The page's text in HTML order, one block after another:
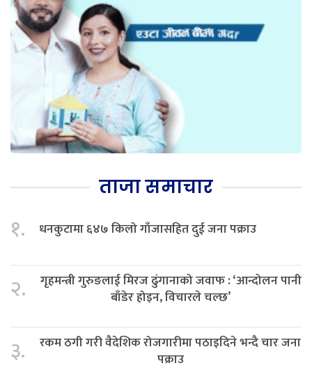
ताजा समाचार
१. धनकुटामा ६४७ किलो गाँजासहित दुई जना पक्राउ
२.
गृहमन्त्री गुरुङलाई मिरज ढुंगानाको जवाफ : ‘आन्दोलन पानी
बाँडेर होइन, विचारले चल्छ’
३.
रकम ठगी गरी वैदेशिक रोजगारीमा पठाइदिने भन्दै चार जना
पक्राउ